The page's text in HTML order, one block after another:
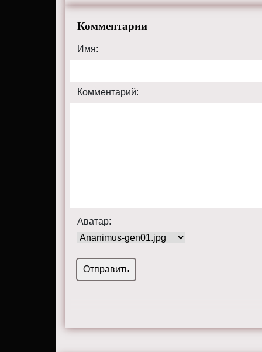
Комментарии
Имя:
Комментарий:
Аватар: